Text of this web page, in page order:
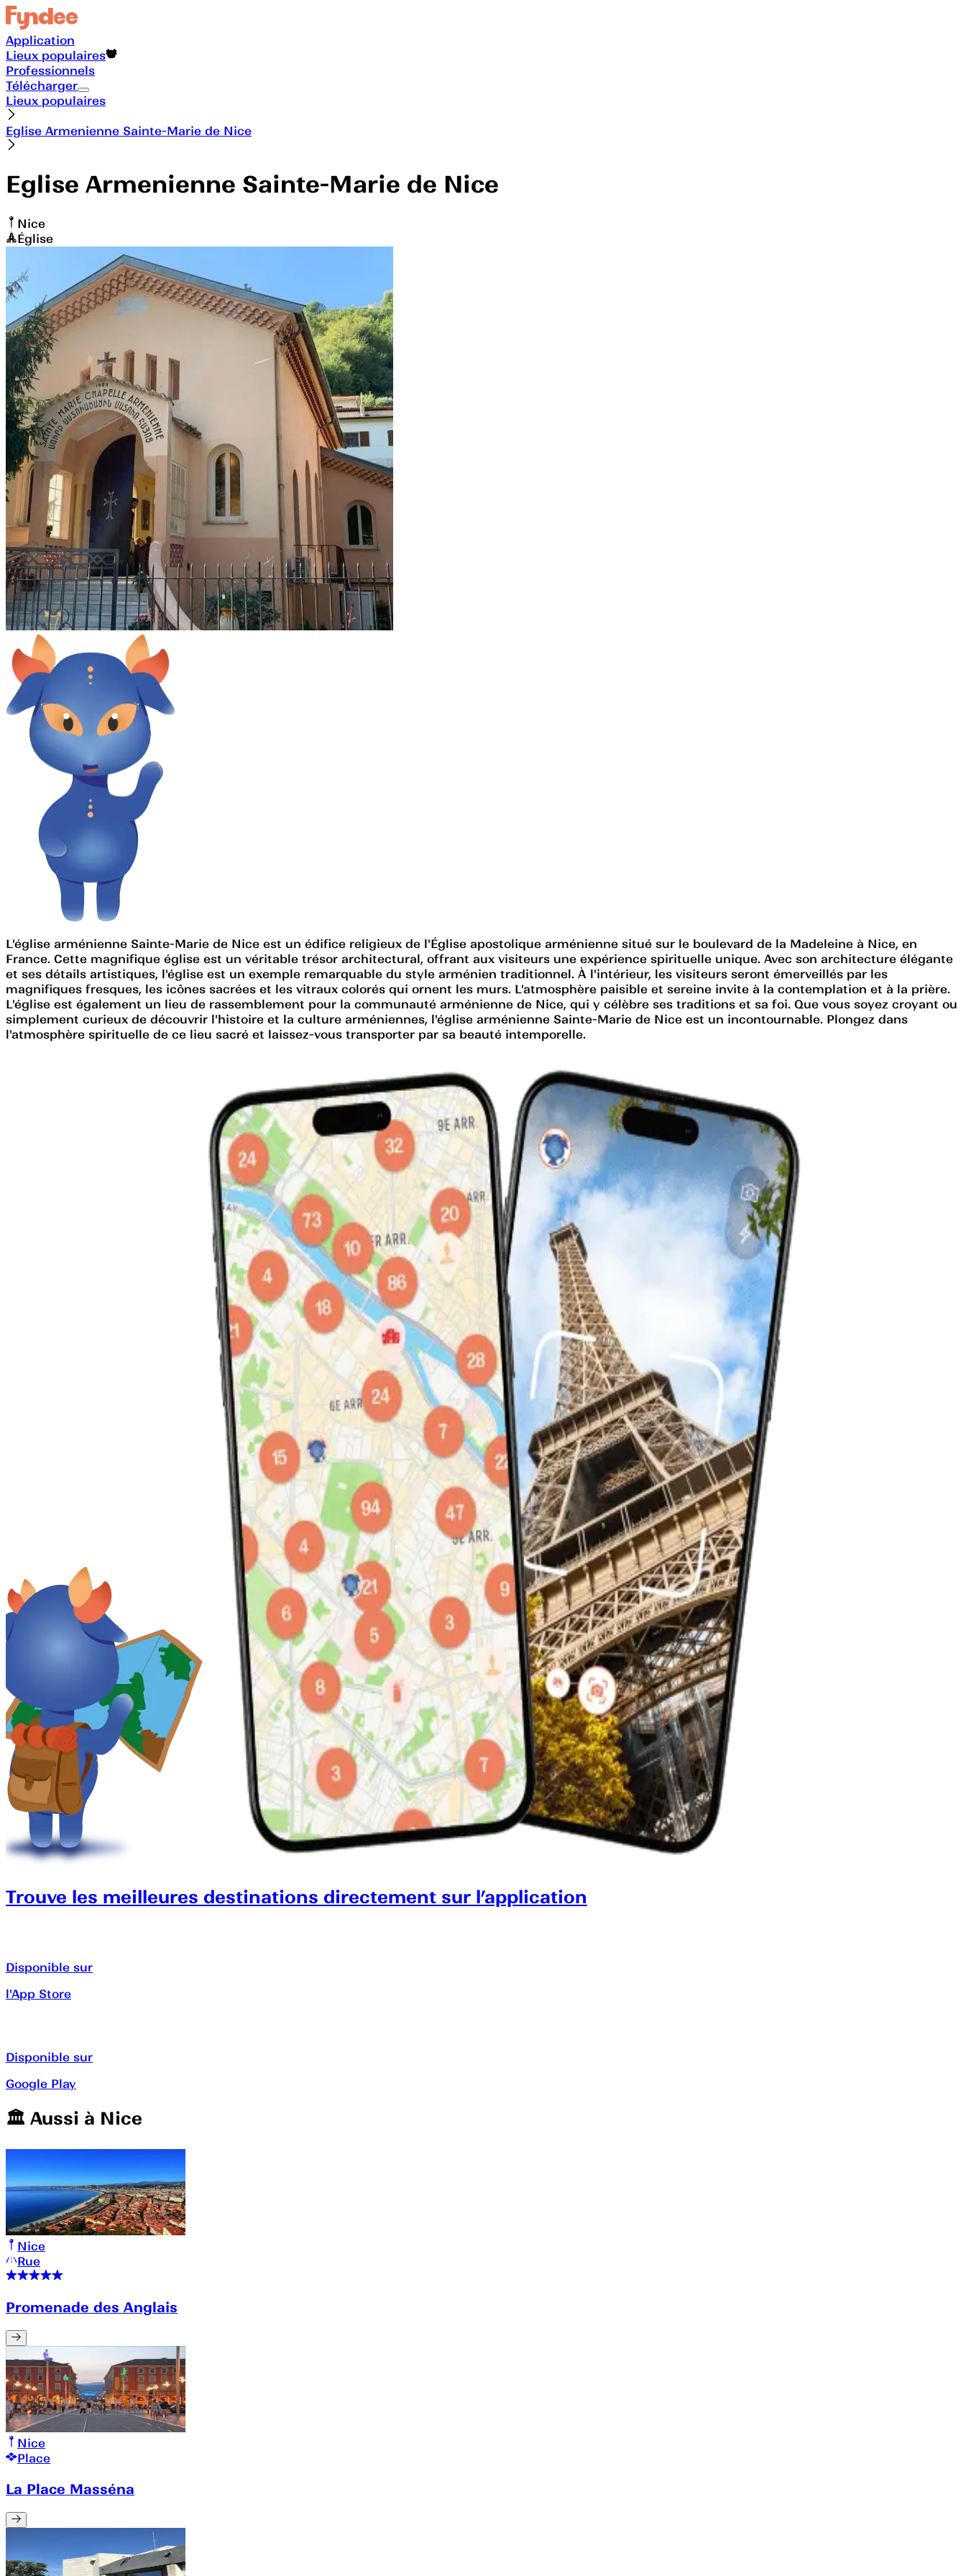
Application
Lieux populaires
Professionnels
Télécharger
Lieux populaires
Eglise Armenienne Sainte-Marie de Nice
Eglise Armenienne Sainte-Marie de Nice
Nice
Église
L'église arménienne Sainte-Marie de Nice est un édifice religieux de l'Église apostolique arménienne situé sur le boulevard de la Madeleine à Nice, en
France. Cette magnifique église est un véritable trésor architectural, offrant aux visiteurs une expérience spirituelle unique. Avec son architecture élégante
et ses détails artistiques, l'église est un exemple remarquable du style arménien traditionnel. À l'intérieur, les visiteurs seront émerveillés par les
magnifiques fresques, les icônes sacrées et les vitraux colorés qui ornent les murs. L'atmosphère paisible et sereine invite à la contemplation et à la prière.
L'église est également un lieu de rassemblement pour la communauté arménienne de Nice, qui y célèbre ses traditions et sa foi. Que vous soyez croyant ou
simplement curieux de découvrir l'histoire et la culture arméniennes, l'église arménienne Sainte-Marie de Nice est un incontournable. Plongez dans
l'atmosphère spirituelle de ce lieu sacré et laissez-vous transporter par sa beauté intemporelle.
Trouve les meilleures destinations directement sur l’application
Disponible sur
l'App Store
Disponible sur
Google Play
🏛️️ Aussi à Nice
Nice
Rue
Promenade des Anglais
Nice
Place
La Place Masséna